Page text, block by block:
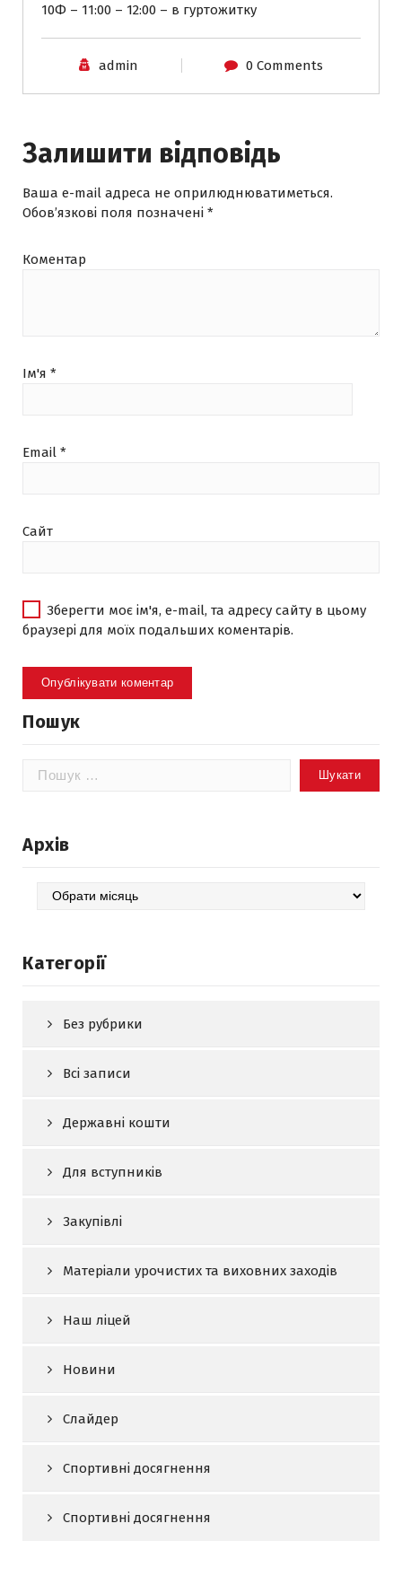
10Ф – 11:00 – 12:00 – в гуртожитку
admin 0 Comments
Залишити відповідь
Ваша e-mail адреса не оприлюднюватиметься.
Обов’язкові поля позначені *
Коментар
Ім'я *
Email *
Сайт
Зберегти моє ім'я, e-mail, та адресу сайту в цьому
браузері для моїх подальших коментарів.
Пошук
Пошук:
Архів
Архів
Категорії
Без рубрики
Всі записи
Державні кошти
Для вступників
Закупівлі
Матеріали урочистих та виховних заходів
Наш ліцей
Новини
Слайдер
Спортивні досягнення
Спортивні досягнення